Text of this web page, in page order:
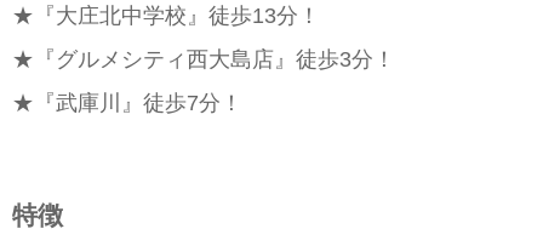
★『大庄北中学校』徒歩13分！
★『グルメシティ西大島店』徒歩3分！
★『武庫川』徒歩7分！
特徴